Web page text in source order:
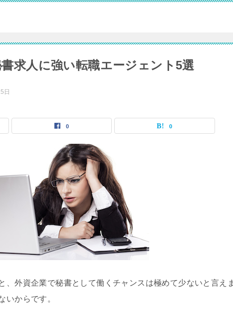
書求人に強い転職エージェント5選
日
0 0
、外資企業で秘書として働くチャンスは極めて少ないと言え
いからです。